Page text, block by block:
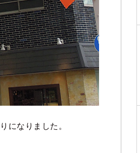
になりました。